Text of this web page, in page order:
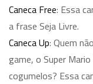
Caneca Free: Essa
a frase Seja Livre.
Caneca Up: Quem
game, o Super
cogumelos? Essa